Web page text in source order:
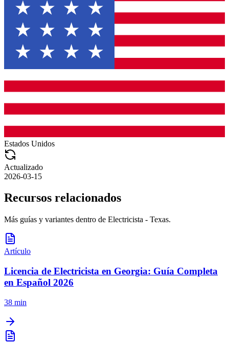
Estados Unidos
Actualizado
2026-03-15
Recursos relacionados
Más guías y variantes dentro de Electricista - Texas.
Artículo
Licencia de Electricista en Georgia: Guía Completa
en Español 2026
38 min